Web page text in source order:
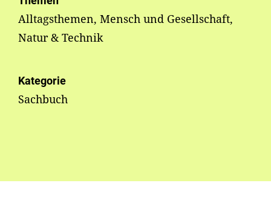
Alltagsthemen, Mensch und Gesellschaft,
Natur & Technik
Kategorie
Sachbuch